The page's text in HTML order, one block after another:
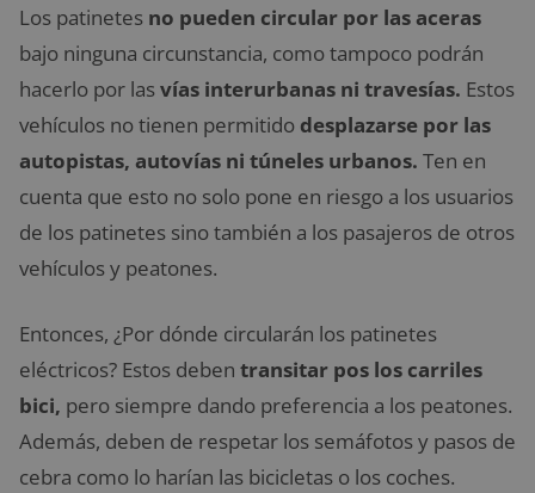
Los patinetes no pueden circular por las aceras
bajo ninguna circunstancia, como tampoco podrán
hacerlo por lasvías interurbanas ni travesías. Estos
vehículos no tienen permitido desplazarse por las
autopistas, autovías ni túneles urbanos. Ten en
cuenta que esto no solo pone en riesgo a los usuarios
de los patinetes sino también a los pasajeros de otros
vehículos y peatones.
Entonces, ¿Por dónde circularán los patinetes
eléctricos? Estos deben transitar pos los carriles
bici, pero siempre dando preferencia a los peatones.
Además, deben de respetar los semáfotos y pasos de
cebra como lo harían las bicicletas o los coches.